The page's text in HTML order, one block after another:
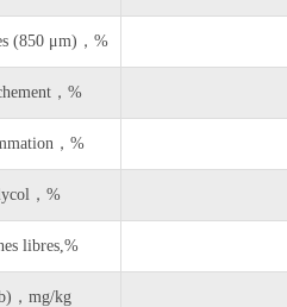
(850 μm)，%
，%
，%
，%
libres,%
，mg/kg